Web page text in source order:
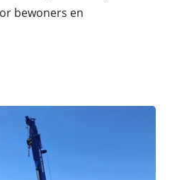
bewoners en